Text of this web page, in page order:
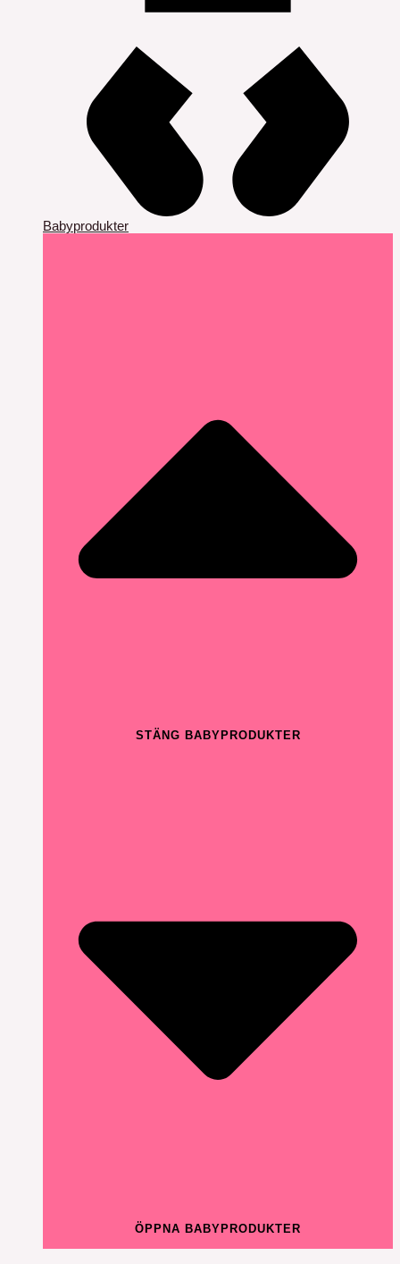
Babyprodukter
STÄNG BABYPRODUKTER
ÖPPNA BABYPRODUKTER